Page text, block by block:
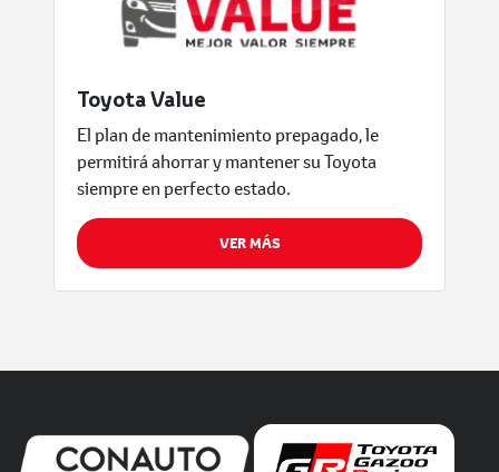
Toyota Value
El plan de mantenimiento prepagado, le
permitirá ahorrar y mantener su Toyota
siempre en perfecto estado.
VER MÁS